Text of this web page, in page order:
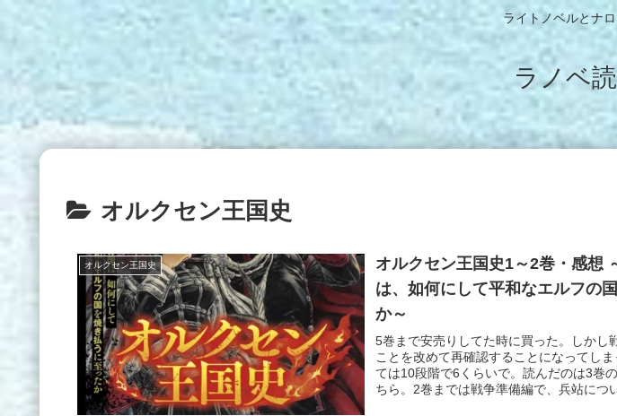
ライトノベルとナ
ラノベ
オルクセン王国史
オルクセン王国史
オルクセン王国史1～2巻・感想
は、如何にして平和なエルフの
か～
5巻まで安売りしてた時に買った。しかし
ことを改めて再確認することになってし
ては10段階で6くらいで。読んだのは3巻
ちら。2巻までは戦争準備編で、兵站につ